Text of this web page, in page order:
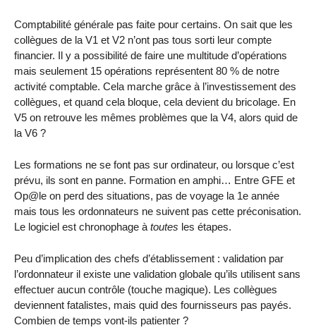
Comptabilité générale pas faite pour certains. On sait que les
collègues de la V1 et V2 n’ont pas tous sorti leur compte
financier. Il y a possibilité de faire une multitude d’opérations
mais seulement 15 opérations représentent 80 % de notre
activité comptable. Cela marche grâce à l’investissement des
collègues, et quand cela bloque, cela devient du bricolage. En
V5 on retrouve les mêmes problèmes que la V4, alors quid de
la V6 ?
Les formations ne se font pas sur ordinateur, ou lorsque c’est
prévu, ils sont en panne. Formation en amphi… Entre GFE et
Op@le on perd des situations, pas de voyage la 1e année
mais tous les ordonnateurs ne suivent pas cette préconisation.
Le logiciel est chronophage à toutes les étapes.
Peu d’implication des chefs d’établissement : validation par
l’ordonnateur il existe une validation globale qu’ils utilisent sans
effectuer aucun contrôle (touche magique). Les collègues
deviennent fatalistes, mais quid des fournisseurs pas payés.
Combien de temps vont-ils patienter ?